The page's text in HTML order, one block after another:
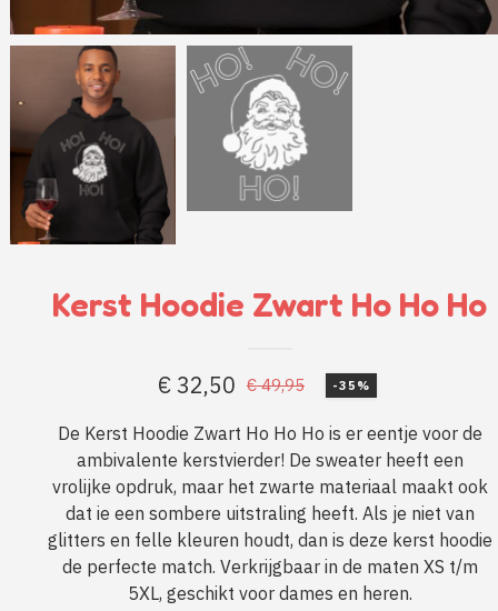
Kerst Hoodie Zwart Ho Ho Ho
€49,95
Oorspronkelijke
prijs
was:
€ 49,95.
€32,50
Huidige
prijs
is:
€ 32,50.
-35%
De Kerst Hoodie Zwart Ho Ho Ho is er eentje voor de
ambivalente kerstvierder! De sweater heeft een
vrolijke opdruk, maar het zwarte materiaal maakt ook
dat ie een sombere uitstraling heeft. Als je niet van
glitters en felle kleuren houdt, dan is deze kerst hoodie
de perfecte match. Verkrijgbaar in de maten XS t/m
5XL, geschikt voor dames en heren.